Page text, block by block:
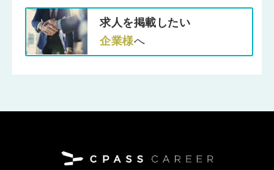
求人を掲載したい
企業様へ